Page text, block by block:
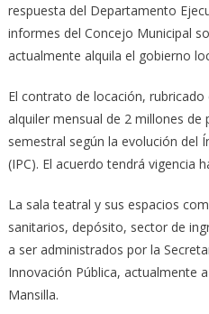
respuesta del Departamento
informes del Concejo Municipal
actualmente alquila el gobierno
El contrato de locación,
alquiler mensual de 2 millones de
semestral según la evolución del
(IPC). El acuerdo tendrá vigencia
La sala teatral y sus espacios
sanitarios, depósito, sector de
a ser administrados por la
Innovación Pública, actualmente
Mansilla.